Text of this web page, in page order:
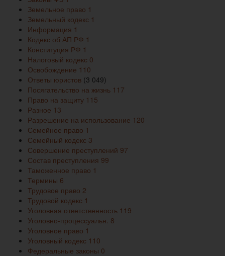
Земельное право 1
Земельный кодекс 1
Информация 1
Кодекс об АП РФ 1
Конституция РФ 1
Налоговый кодекс 0
Освобождение 110
Ответы юристов (3 049)
Посягательство на жизнь 117
Право на защиту 115
Разное 13
Разрешение на использование 120
Семейное право 1
Семейный кодекс 3
Совершение преступлений 97
Состав преступления 99
Таможенное право 1
Термины 6
Трудовое право 2
Трудовой кодекс 1
Уголовная ответственность 119
Уголовно-процессуальн. 8
Уголовное право 1
Уголовный кодекс 110
Федеральные законы 0